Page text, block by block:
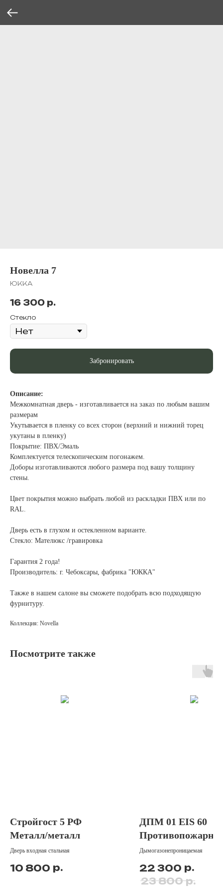
Новелла 7
ЮККА
16 300 р.
Стекло
Забронировать
Описание:
Межкомнатная дверь - изготавливается на заказ по любым вашим
размерам
Укутывается в пленку со всех сторон (верхний и нижний торец
укутаны в пленку)
Покрытие: ПВХ/Эмаль
Комплектуется телескопическим погонажем.
Доборы изготавливаются любого размера под вашу толщину
стены.
Цвет покрытия можно выбрать любой из раскладки ПВХ или по
RAL.
Дверь есть в глухом и остекленном варианте.
Стекло: Мателюкс /гравировка
Гарантия 2 года!
Производитель: г. Чебоксары, фабрика "ЮККА"
Также в нашем салоне вы сможете подобрать всю подходящую
фурнитуру.
Коллекция: Novella
Посмотрите также
Стройгост 5 РФ
Металл/металл
Дверь входная стальная
10 800 р.
ДПМ 01 EIS 60
дверь
Дымогазонепроницаемая
22 300 р.
23 800 р.